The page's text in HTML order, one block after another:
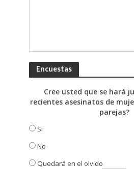
Encuestas
Cree usted que se hará
recientes asesinatos de
parejas?
Si
No
Quedará en el olvido